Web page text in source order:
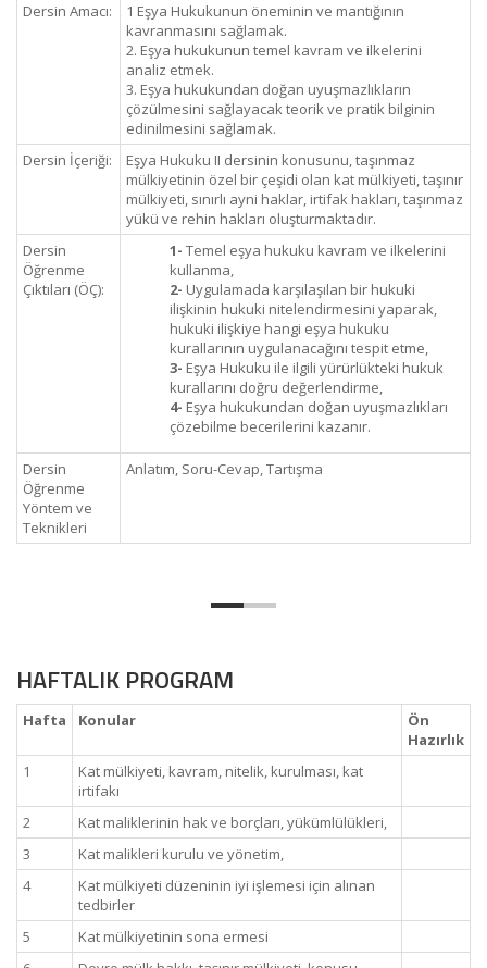
Dersin Amacı:
1 Eşya Hukukunun öneminin ve mantığının
kavranmasını sağlamak.
2. Eşya hukukunun temel kavram ve ilkelerini
analiz etmek.
3. Eşya hukukundan doğan uyuşmazlıkların
çözülmesini sağlayacak teorik ve pratik bilginin
edinilmesini sağlamak.
Dersin İçeriği:
Eşya Hukuku II dersinin konusunu, taşınmaz
mülkiyetinin özel bir çeşidi olan kat mülkiyeti, taşınır
mülkiyeti, sınırlı ayni haklar, irtifak hakları, taşınmaz
yükü ve rehin hakları oluşturmaktadır.
Dersin
Öğrenme
Çıktıları (ÖÇ):
1- Temel eşya hukuku kavram ve ilkelerini
kullanma,
2- Uygulamada karşılaşılan bir hukuki
ilişkinin hukuki nitelendirmesini yaparak,
hukuki ilişkiye hangi eşya hukuku
kurallarının uygulanacağını tespit etme,
3- Eşya Hukuku ile ilgili yürürlükteki hukuk
kurallarını doğru değerlendirme,
4- Eşya hukukundan doğan uyuşmazlıkları
çözebilme becerilerini kazanır.
Dersin
Öğrenme
Yöntem ve
Teknikleri
Anlatım, Soru-Cevap, Tartışma
HAFTALIK PROGRAM
Hafta Konular
Ön
Hazırlık
1
Kat mülkiyeti, kavram, nitelik, kurulması, kat
irtifakı
2
Kat maliklerinin hak ve borçları, yükümlülükleri,
3
Kat malikleri kurulu ve yönetim,
4
Kat mülkiyeti düzeninin iyi işlemesi için alınan
tedbirler
5
Kat mülkiyetinin sona ermesi